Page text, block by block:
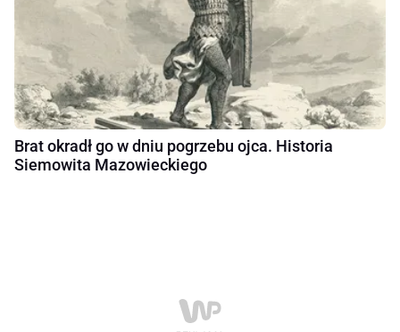
Brat okradł go w dniu pogrzebu ojca. Historia
Siemowita Mazowieckiego